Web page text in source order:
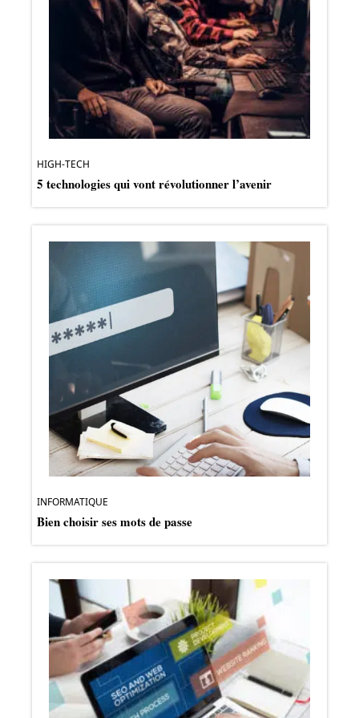
HIGH-TECH
5 technologies qui vont révolutionner l’avenir
INFORMATIQUE
Bien choisir ses mots de passe